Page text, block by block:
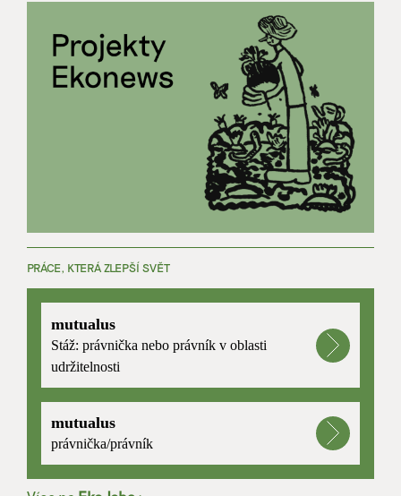
PRÁCE, KTERÁ ZLEPŠÍ SVĚT
mutualus
Stáž: právnička nebo právník v oblasti
udržitelnosti
mutualus
právnička/právník